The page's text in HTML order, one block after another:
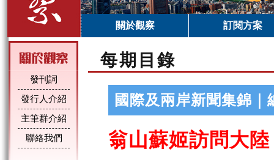
關於觀察 訂閱方案
發刊詞
發行人介紹
主筆群介紹
聯絡我們
每期目錄
國際及兩岸新聞集錦｜
翁山蘇姬訪問大陸